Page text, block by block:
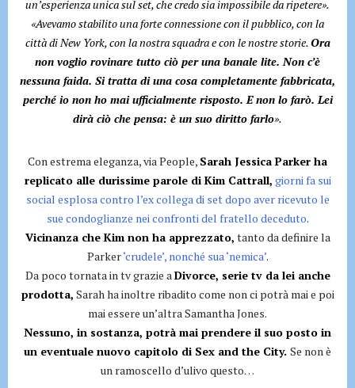
un’esperienza unica sul set, che credo sia impossibile da ripetere».
«Avevamo stabilito una forte connessione con il pubblico, con la
città di New York, con la nostra squadra e con le nostre storie.Ora
non voglio rovinare tutto ciò per una banale lite. Non c’è
nessuna faida. Si tratta di una cosa completamente fabbricata,
perché io non ho mai ufficialmente risposto. E non lo farò. Lei
dirà ciò che pensa: è un suo diritto farlo».
Con estrema eleganza, via People, Sarah Jessica Parker ha
replicato alle durissime parole di Kim Cattrall, giorni fa sui
social esplosa contro l’ex collega di set dopo aver ricevuto le
sue condoglianze nei confronti del fratello deceduto.
Vicinanza che Kim non ha apprezzato, tanto da definire la
Parker‘crudele’, nonché sua ‘nemica’.
Da poco tornata in tv grazie aDivorce, serie tv da lei anche
prodotta, Sarah ha inoltre ribadito come non ci potrà mai e poi
mai essere un’altra Samantha Jones.
Nessuno, in sostanza, potrà mai prendere il suo posto in
un eventuale nuovo capitolo di Sex and the City. Se non è
un ramoscello d’ulivo questo…